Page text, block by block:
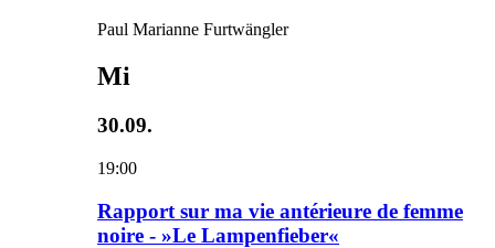
Paul Marianne Furtwängler
Mi
30.09.
19:00
Rapport sur ma vie antérieure de femme
noire - »Le Lampenfieber«